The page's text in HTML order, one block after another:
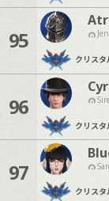
95
クリスタ
96
クリスタ
97
クリスタ